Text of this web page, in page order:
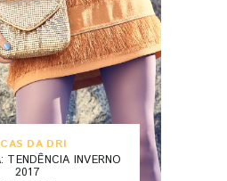
DA DRI
TENDÊNCIA INVERNO
2017